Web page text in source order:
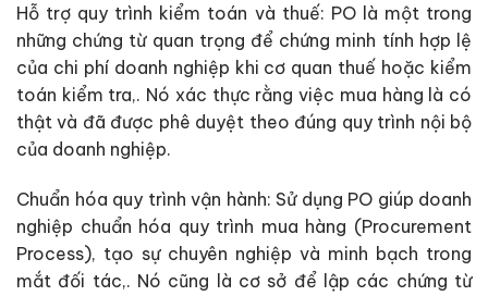
Hỗ trợ quy trình kiểm toán và thuế: PO là một trong
những chứng từ quan trọng để chứng minh tính hợp lệ
của chi phí doanh nghiệp khi cơ quan thuế hoặc kiểm
toán kiểm tra,. Nó xác thực rằng việc mua hàng là có
thật và đã được phê duyệt theo đúng quy trình nội bộ
của doanh nghiệp.
Chuẩn hóa quy trình vận hành: Sử dụng PO giúp doanh
nghiệp chuẩn hóa quy trình mua hàng (Procurement
Process), tạo sự chuyên nghiệp và minh bạch trong
mắt đối tác,. Nó cũng là cơ sở để lập các chứng từ